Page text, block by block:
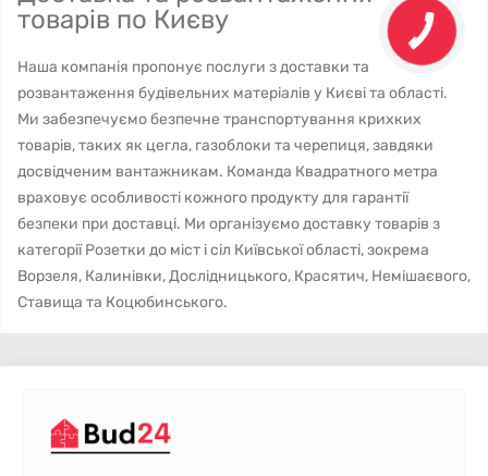
товарів по Києву
Наша компанія пропонує послуги з доставки та
розвантаження будівельних матеріалів у Києві та області.
Ми забезпечуємо безпечне транспортування крихких
товарів, таких як цегла, газоблоки та черепиця, завдяки
досвідченим вантажникам. Команда Квадратного метра
враховує особливості кожного продукту для гарантії
безпеки при доставці. Ми організуємо доставку товарів з
категорії Розетки до міст і сіл Київської області, зокрема
Ворзеля, Калинівки, Дослідницького, Красятич, Немішаєвого,
Ставища та Коцюбинського.